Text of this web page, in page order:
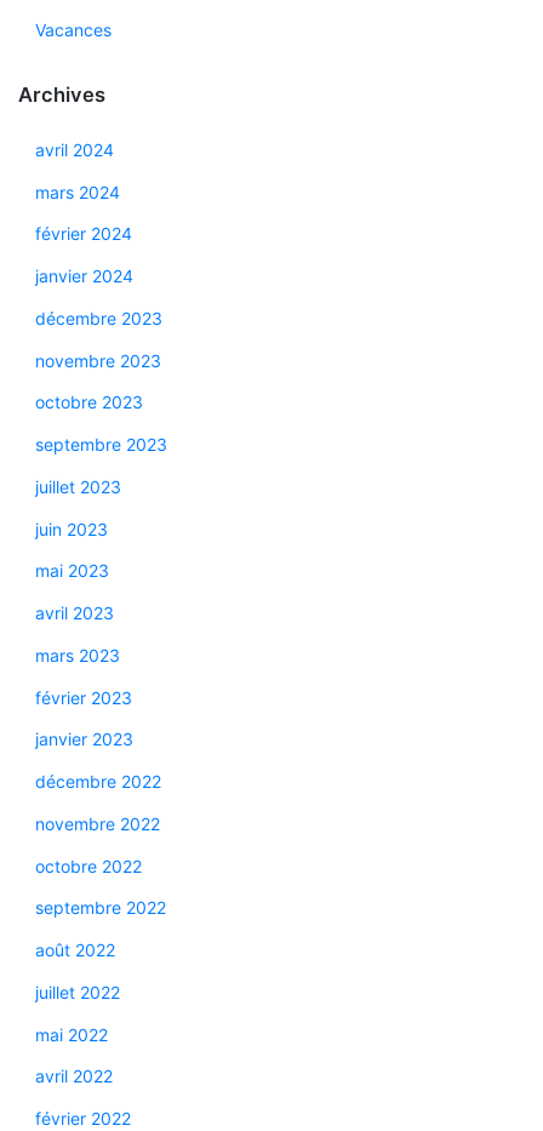
Vacances
Archives
avril 2024
mars 2024
février 2024
janvier 2024
décembre 2023
novembre 2023
octobre 2023
septembre 2023
juillet 2023
juin 2023
mai 2023
avril 2023
mars 2023
février 2023
janvier 2023
décembre 2022
novembre 2022
octobre 2022
septembre 2022
août 2022
juillet 2022
mai 2022
avril 2022
février 2022